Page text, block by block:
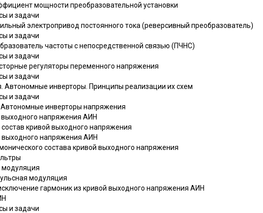
мощности преобразовательной установки
и задачи
электропривод постоянного тока (реверсивный преобразователь)
и задачи
частоты с непосредственной связью (ПЧНС)
и задачи
регуляторы переменного напряжения
и задачи
Автономные инверторы. Принципы реализации их схем
и задачи
инверторы напряжения
напряжения АИН
состав кривой выходного напряжения
выходного напряжения АИН
состава кривой выходного напряжения
модуляция
модуляция
гармоник из кривой выходного напряжения АИН
и задачи